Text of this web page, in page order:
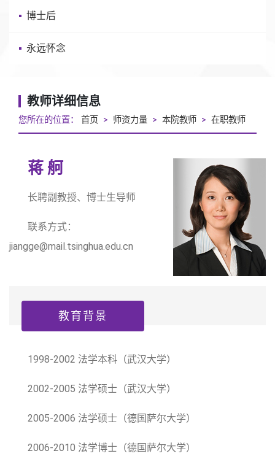
博士后
永远怀念
教师详细信息
您所在的位置： 首页 > 师资力量 > 本院教师 > 在职教师
蒋 舸
长聘副教授、博士生导师
联系方式：
jiangge@mail.tsinghua.edu.cn
教育背景
1998-2002 法学本科（武汉大学）
2002-2005 法学硕士（武汉大学）
2005-2006 法学硕士（德国萨尔大学）
2006-2010 法学博士（德国萨尔大学）